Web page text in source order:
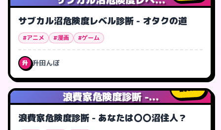
サブカル沼危険度レベル診断 - オタクの道
#アニメ #漫画 #ゲーム
升 升田んぼ
浪費家危険度診断 -...
0人
浪費家危険度診断 - あなたは〇〇沼住人？